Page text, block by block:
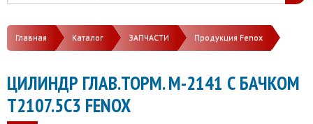
Главная Каталог ЗАПЧАСТИ Продукция Fenox
ЦИЛИНДР ГЛАВ.ТОРМ. М-2141 С БАЧКОМ
Т2107.5С3 FENOX